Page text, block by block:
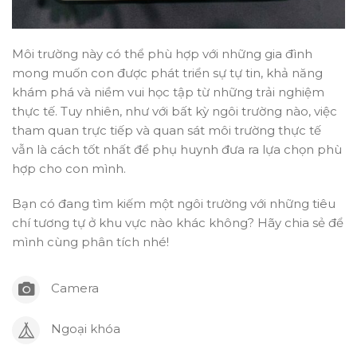
Môi trường này có thể phù hợp với những gia đình
mong muốn con được phát triển sự tự tin, khả năng
khám phá và niềm vui học tập từ những trải nghiệm
thực tế. Tuy nhiên, như với bất kỳ ngôi trường nào, việc
tham quan trực tiếp và quan sát môi trường thực tế
vẫn là cách tốt nhất để phụ huynh đưa ra lựa chọn phù
hợp cho con mình.
Bạn có đang tìm kiếm một ngôi trường với những tiêu
chí tương tự ở khu vực nào khác không? Hãy chia sẻ để
mình cùng phân tích nhé!
Camera
Ngoại khóa